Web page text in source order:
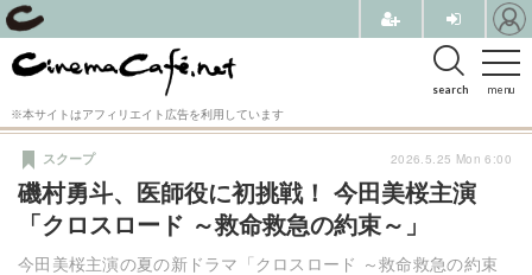
menu
search
※本サイトはアフィリエイト広告を利用しています
磯村勇斗、医師役に初挑戦！ 今田美桜主演
「クロスロード ～救命救急の約束～」
今田美桜主演の夏の新ドラマ「クロスロード ～救命救急の約束
スクープ 2026.5.25 Mon 6:00